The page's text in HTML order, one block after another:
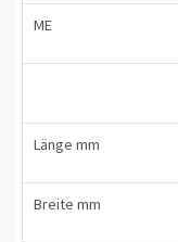
ME
Länge mm
Breite mm